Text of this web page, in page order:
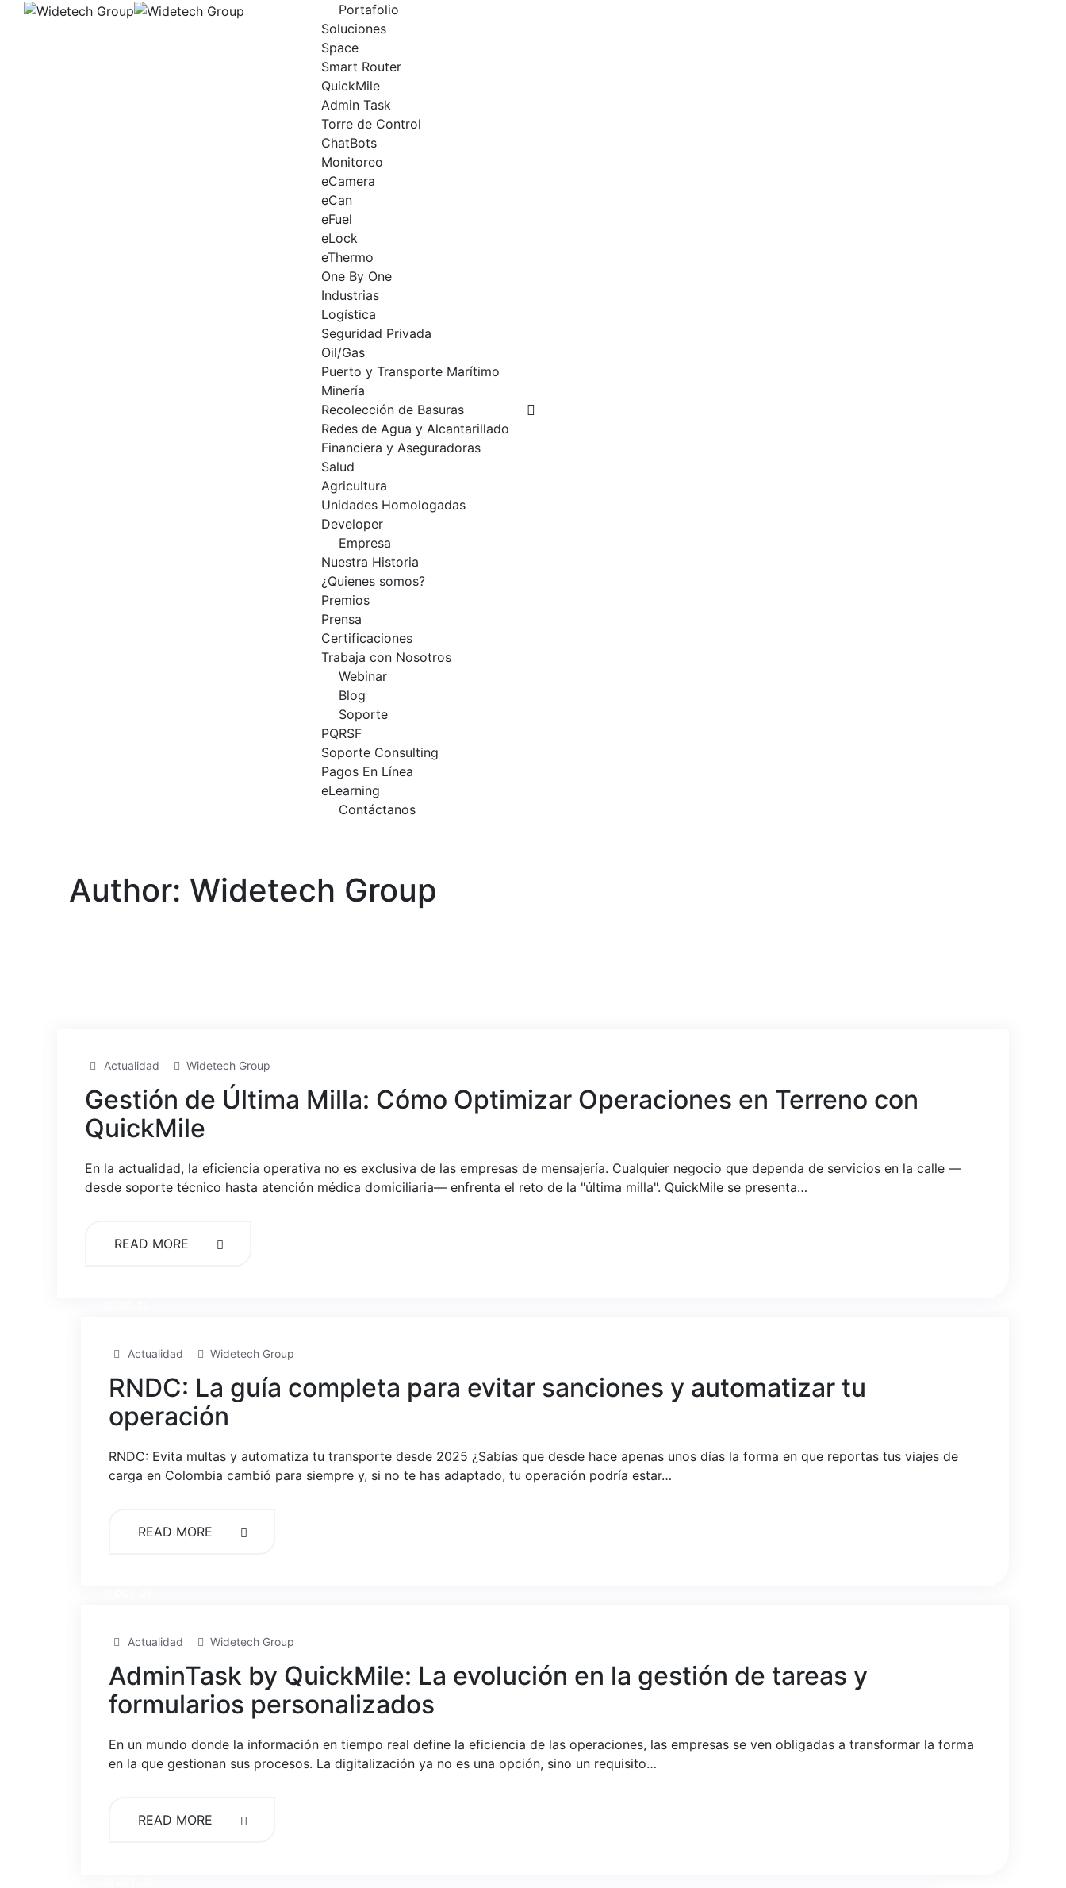
Skip
Portafolio
Soluciones
Space
Smart Router
QuickMile
Admin Task
Torre de Control
ChatBots
Monitoreo
eCamera
eCan
eFuel
eLock
eThermo
One By One
Industrias
Logística
Seguridad Privada
Oil/Gas
Puerto y Transporte Marítimo
Minería
Recolección de Basuras
Redes de Agua y Alcantarillado
Financiera y Aseguradoras
Salud
Agricultura
Unidades Homologadas
Developer
Empresa
Nuestra Historia
¿Quienes somos?
Premios
Prensa
Certificaciones
Trabaja con Nosotros
Webinar
Blog
Soporte
PQRSF
Soporte Consulting
Pagos En Línea
eLearning
Contáctanos
Author: Widetech Group
Actualidad Widetech Group
Gestión de Última Milla: Cómo Optimizar Operaciones en Terreno con
QuickMile
En la actualidad, la eficiencia operativa no es exclusiva de las empresas de mensajería. Cualquier negocio que dependa de servicios en la calle —
desde soporte técnico hasta atención médica domiciliaria— enfrenta el reto de la "última milla". QuickMile se presenta…
READ MORE
Actualidad Widetech Group
RNDC: La guía completa para evitar sanciones y automatizar tu
operación
RNDC: Evita multas y automatiza tu transporte desde 2025 ¿Sabías que desde hace apenas unos días la forma en que reportas tus viajes de
carga en Colombia cambió para siempre y, si no te has adaptado, tu operación podría estar…
READ MORE
Actualidad Widetech Group
AdminTask by QuickMile: La evolución en la gestión de tareas y
formularios personalizados
En un mundo donde la información en tiempo real define la eficiencia de las operaciones, las empresas se ven obligadas a transformar la forma
en la que gestionan sus procesos. La digitalización ya no es una opción, sino un requisito…
READ MORE